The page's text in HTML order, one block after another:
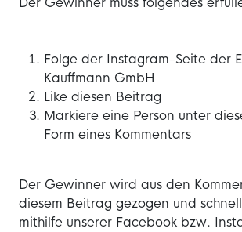
Folge der Instagram-Seite der
Kauffmann GmbH
Like diesen Beitrag
Markiere eine Person unter
Form eines Kommentars
Der Gewinner wird aus den
diesem Beitrag gezogen und
mithilfe unserer Facebook bzw.